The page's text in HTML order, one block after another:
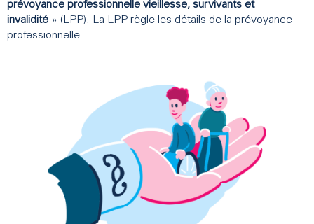
prévoyance professionnelle vieillesse, survivants et
invalidité » (LPP). La LPP règle les détails de la prévoyance
professionnelle.